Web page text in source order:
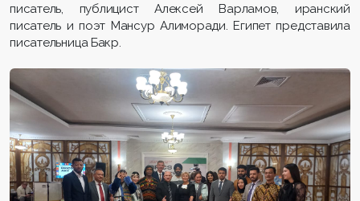
писатель, публицист Алексей Варламов, иранский
писатель и поэт Мансур Алиморади. Египет представила
писательница Бакр.